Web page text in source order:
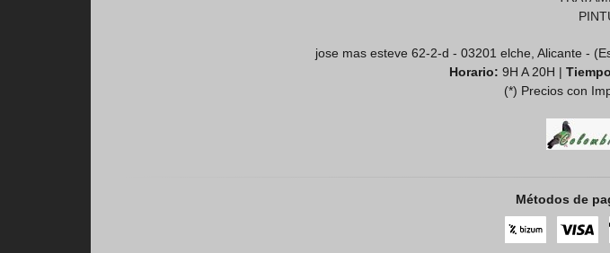
jose mas esteve 62-2-d - 03201 elche, Alicante -
Horario: 9H A 20H |
(*) Precios con
Métodos de